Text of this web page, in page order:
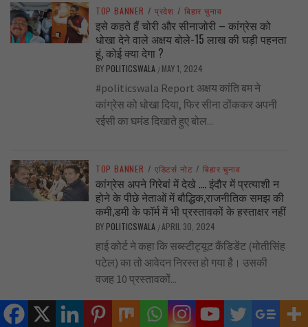
TOP BANNER / प्रदेश / बिहार चुनाव
इसे कहते हैं चोरी और सीनाजोरी – कांग्रेस को
धोखा देने वाले अक्षय बोले-15 लाख की घड़ी पहनता
हूं, कोई क्या देगा ?
BY POLITICSWALA / MAY 1, 2024
#politicswala Report अक्षय कांति बम ने
कांग्रेस को धोखा दिया, फिर सीना ठोंककर अपनी
रईसी का घमंड दिखाते हुए बोल...
TOP BANNER / एडिटर्स नोट / बिहार चुनाव
कांग्रेस अपने गिरेबां में देखे …. इंदौर में प्रत्याशी न
होने के पीछे नेताओं में बौद्धिक,राजनीतिक समझ की
कमी,डमी के फॉर्म में भी प्रस्तावकों के हस्ताक्षर नहीं
BY POLITICSWALA /APRIL 30, 2024
हाई कोर्ट ने कहा कि सब्स्टीट्यूट कैंडिडेंट (मोतीसिंह
पटेल) का तो आवेदन निरस्त हो गया है। उसकी
वजह 10 प्रस्तावकों...